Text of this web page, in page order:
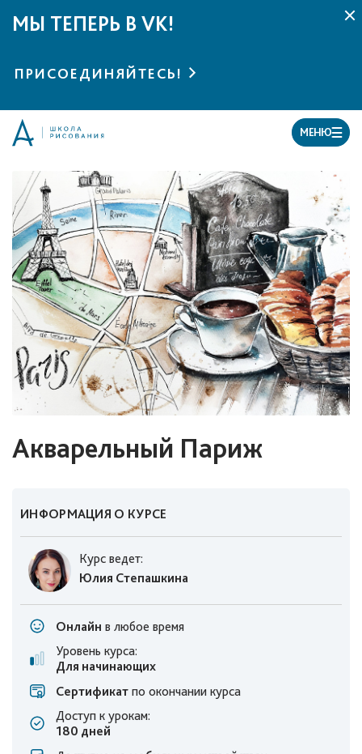
МЫ ТЕПЕРЬ В VK!
ПРИСОЕДИНЯЙТЕСЬ!
МЕНЮ
Акварельный Париж
ИНФОРМАЦИЯ О КУРСЕ
Курс ведет:
Юлия Степашкина
Онлайн в любое время
Уровень курса:
Для начинающих
Сертификат по окончании курса
Доступ к урокам:
180 дней